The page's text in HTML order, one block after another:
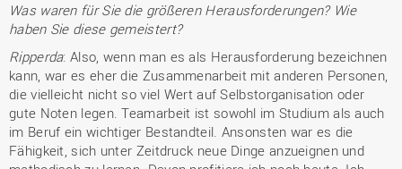
Was waren für Sie die größeren Herausforderungen? Wie
haben Sie diese gemeistert?
Ripperda: Also, wenn man es als Herausforderung bezeichnen
kann, war es eher die Zusammenarbeit mit anderen Personen,
die vielleicht nicht so viel Wert auf Selbstorganisation oder
gute Noten legen. Teamarbeit ist sowohl im Studium als auch
im Beruf ein wichtiger Bestandteil. Ansonsten war es die
Fähigkeit, sich unter Zeitdruck neue Dinge anzueignen und